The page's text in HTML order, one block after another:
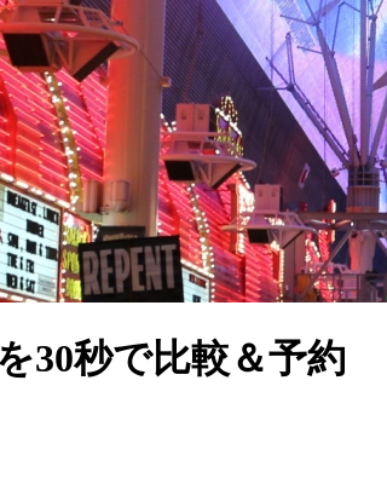
30秒で比較＆予約